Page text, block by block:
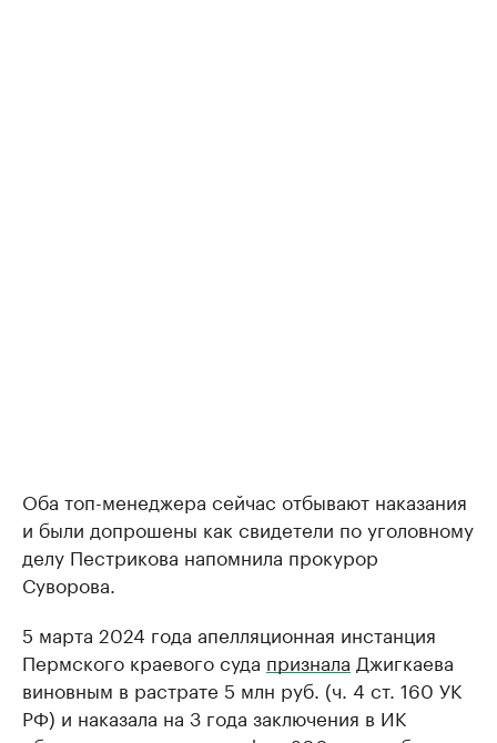
Оба топ-менеджера сейчас отбывают наказания
и были допрошены как свидетели по уголовному
делу Пестрикова напомнила прокурор
Суворова.
5 марта 2024 года апелляционная инстанция
Пермского краевого суда признала Джигкаева
виновным в растрате 5 млн руб. (ч. 4 ст. 160 УК
РФ) и наказала на 3 года заключения в ИК